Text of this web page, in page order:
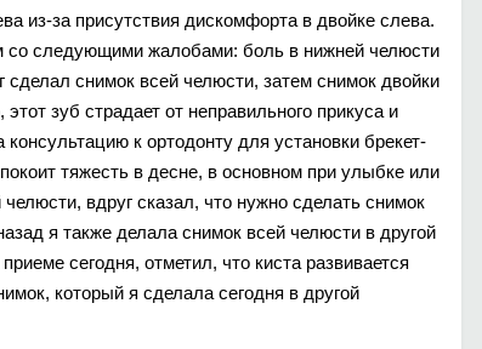
из-за присутствия дискомфорта в двойке слева.
со следующими жалобами: боль в нижней челюсти
снимок всей челюсти, затем снимок двойки
зуб страдает от неправильного прикуса и
к ортодонту для установки брекет-
тяжесть в десне, в основном при улыбке или
вдруг сказал, что нужно сделать снимок
я также делала снимок всей челюсти в другой
сегодня, отметил, что киста развивается
который я сделала сегодня в другой